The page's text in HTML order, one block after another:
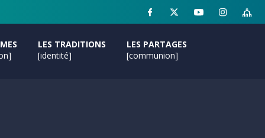
LES TRADITIONS
[identité]
LES PARTAGES
[communion]